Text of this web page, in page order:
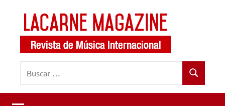
contenido
LaCarne
Magazine
de
música
internacional
Buscar